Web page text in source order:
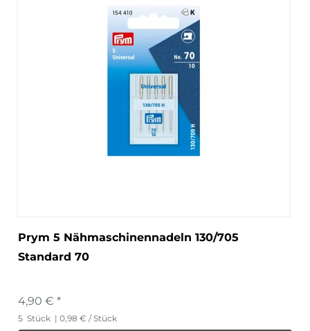
Prym 5 Nähmaschinennadeln 130/705
Standard 70
4,90 € *
5 Stück | 0,98 € / Stück